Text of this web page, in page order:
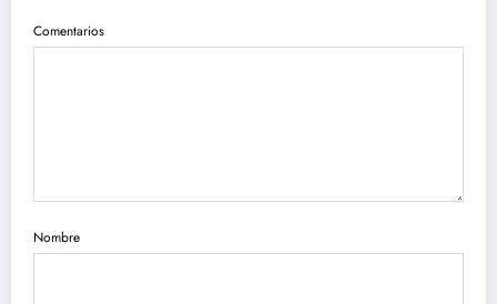
Comentarios
Nombre